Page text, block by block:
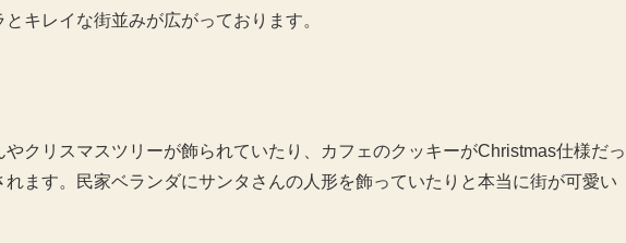
キレイな街並みが広がっております。
クリスマスツリーが飾られていたり、カフェのクッキーがChristmas仕様だっ
ます。民家ベランダにサンタさんの人形を飾っていたりと本当に街が可愛い